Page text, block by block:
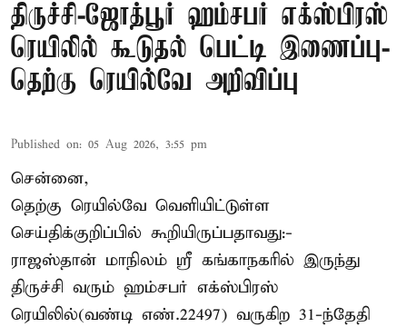
திருச்சி-ஜோத்பூர் ஹம்சபர் எக்ஸ்பிரஸ்
ரெயிலில் கூடுதல் பெட்டி இணைப்பு-
தெற்கு ரெயில்வே அறிவிப்பு
Published on: 05 Aug 2026, 3:55 pm
சென்னை,
தெற்கு ரெயில்வே வெளியிட்டுள்ள
செய்திக்குறிப்பில் கூறியிருப்பதாவது:-
ராஜஸ்தான் மாநிலம் ஸ்ரீ கங்காநகரில் இருந்து
திருச்சி வரும் ஹம்சபர் எக்ஸ்பிரஸ்
ரெயிலில்(வண்டி எண்.22497) வருகிற 31-ந்தேதி